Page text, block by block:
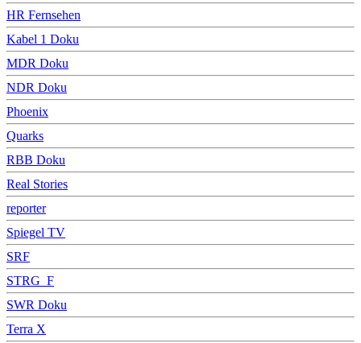
HR Fernsehen
Kabel 1 Doku
MDR Doku
NDR Doku
Phoenix
Quarks
RBB Doku
Real Stories
reporter
Spiegel TV
SRF
STRG_F
SWR Doku
Terra X